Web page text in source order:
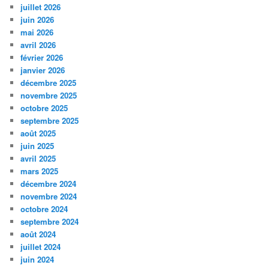
juillet 2026
juin 2026
mai 2026
avril 2026
février 2026
janvier 2026
décembre 2025
novembre 2025
octobre 2025
septembre 2025
août 2025
juin 2025
avril 2025
mars 2025
décembre 2024
novembre 2024
octobre 2024
septembre 2024
août 2024
juillet 2024
juin 2024